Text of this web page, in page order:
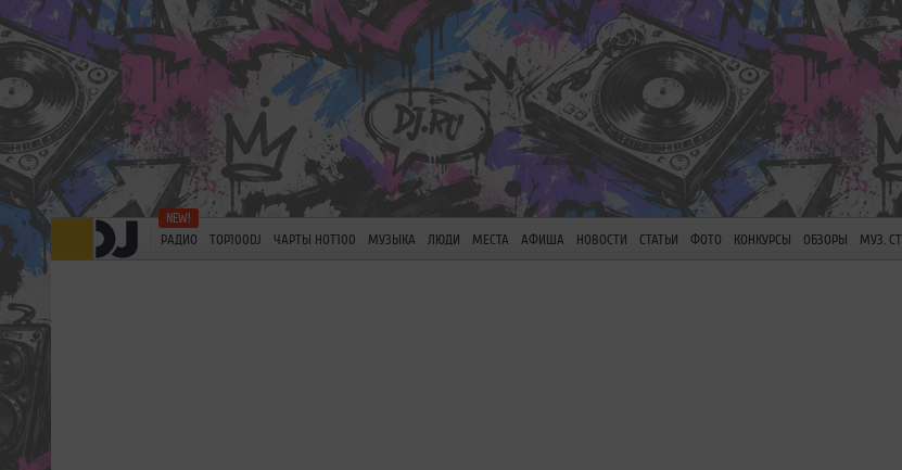
РАДИО TOP100DJ ЧАРТЫ HOT100 МУЗЫКА ЛЮДИ МЕСТА АФИША НОВОСТИ СТАТЬИ ФОТО КОНКУРСЫ ОБЗОРЫ МУЗ.